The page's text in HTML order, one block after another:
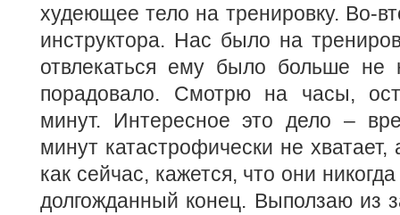
худеющее тело на тренировку. Во-
инструктора. Нас было на
отвлекаться ему было больше не
порадовало. Смотрю на часы,
минут. Интересное это дело –
минут катастрофически не
как сейчас, кажется, что они
долгожданный конец. Выползаю из